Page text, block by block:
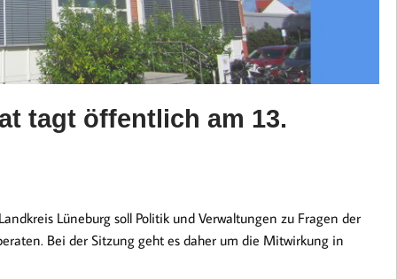
tagt öffentlich am 13.
Lüneburg soll Politik und Verwaltungen zu Fragen der
Bei der Sitzung geht es daher um die Mitwirkung in